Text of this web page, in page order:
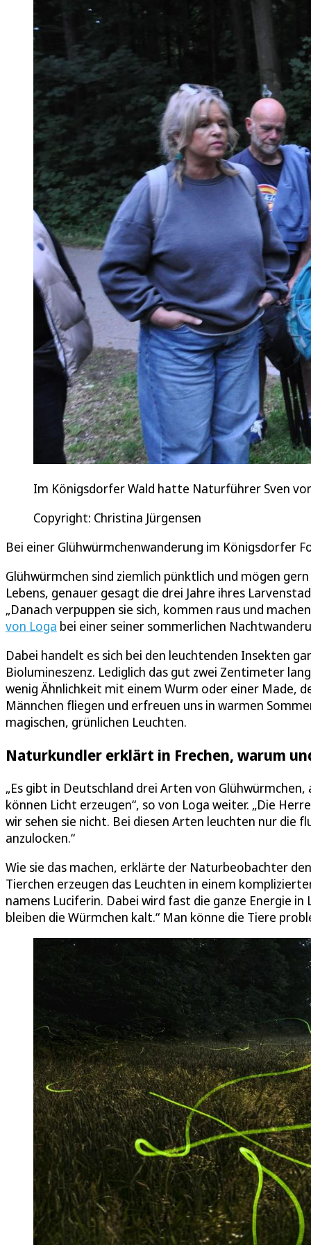
Im Königsdorfer Wald hatte Naturführer Sven
Copyright: Christina Jürgensen
Bei einer Glühwürmchenwanderung im Königsdorfer
Glühwürmchen sind ziemlich pünktlich und mögen
Lebens, genauer gesagt die drei Jahre ihres
„Danach verpuppen sie sich, kommen raus und
von Loga bei einer seiner sommerlichen
Dabei handelt es sich bei den leuchtenden Insekten
Biolumineszenz. Lediglich das gut zwei Zentimeter
wenig Ähnlichkeit mit einem Wurm oder einer Made,
Männchen fliegen und erfreuen uns in warmen
magischen, grünlichen Leuchten.
Naturkundler erklärt in Frechen, warum
„Es gibt in Deutschland drei Arten von
können Licht erzeugen“, so von Loga weiter. „Die
wir sehen sie nicht. Bei diesen Arten leuchten nur die
anzulocken.“
Wie sie das machen, erklärte der Naturbeobachter
Tierchen erzeugen das Leuchten in einem
namens Luciferin. Dabei wird fast die ganze Energie
bleiben die Würmchen kalt.“ Man könne die Tiere